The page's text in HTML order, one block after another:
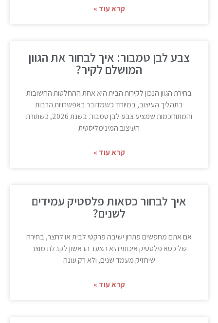
קרא עוד »
צבע לבן טמבור: איך לבחור את הגוון
המושלם לקיר?
בחירת הגוון הנכון לקירות הבית היא אחת ההחלטות החשובות
בתהליך העיצוב, במיוחד כשמדובר באפשרויות הרבות
והמתוחכמות שמציע צבע לבן טמבור. בשנת 2026, כשתורת
העיצוב המינימליסטית
קרא עוד »
איך לבחור כסאות פלסטיק עמידים
לשנים?
אם אתם מחפשים פתרון ישיבה פרקטי לבית או לחצר, בחירה
של כסא פלסטיק איכותי היא הצעד הראשון לקבלת מוצר
שיחזיק מעמד שנים, ולא רק עונה
קרא עוד »